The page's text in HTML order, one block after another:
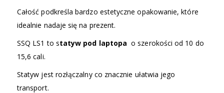
Całość podkreśla bardzo estetyczne opakowanie, które
idealnie nadaje się na prezent.
SSQ LS1 to statyw pod laptopa o szerokości od 10 do
15,6 cali.
Statyw jest rozłączalny co znacznie ułatwia jego
transport.